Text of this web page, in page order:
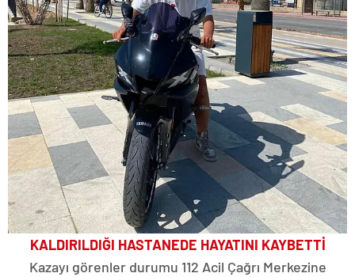
KALDIRILDIĞI HASTANEDE HAYATINI KAYBETTİ
Kazayı görenler durumu 112 Acil Çağrı Merkezine